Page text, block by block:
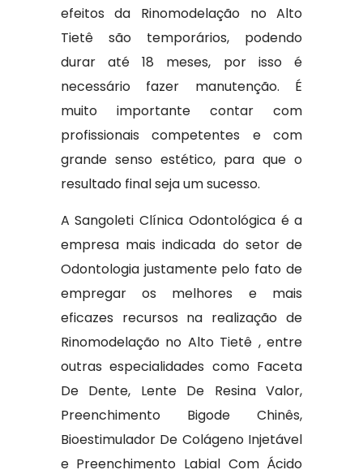
efeitos da Rinomodelação no Alto
Tietê são temporários, podendo
durar até 18 meses, por isso é
necessário fazer manutenção. É
muito importante contar com
profissionais competentes e com
grande senso estético, para que o
resultado final seja um sucesso.
A Sangoleti Clínica Odontológica é a
empresa mais indicada do setor de
Odontologia justamente pelo fato de
empregar os melhores e mais
eficazes recursos na realização de
Rinomodelação no Alto Tietê , entre
outras especialidades como Faceta
De Dente, Lente De Resina Valor,
Preenchimento Bigode Chinês,
Bioestimulador De Colágeno Injetável
e Preenchimento Labial Com Ácido